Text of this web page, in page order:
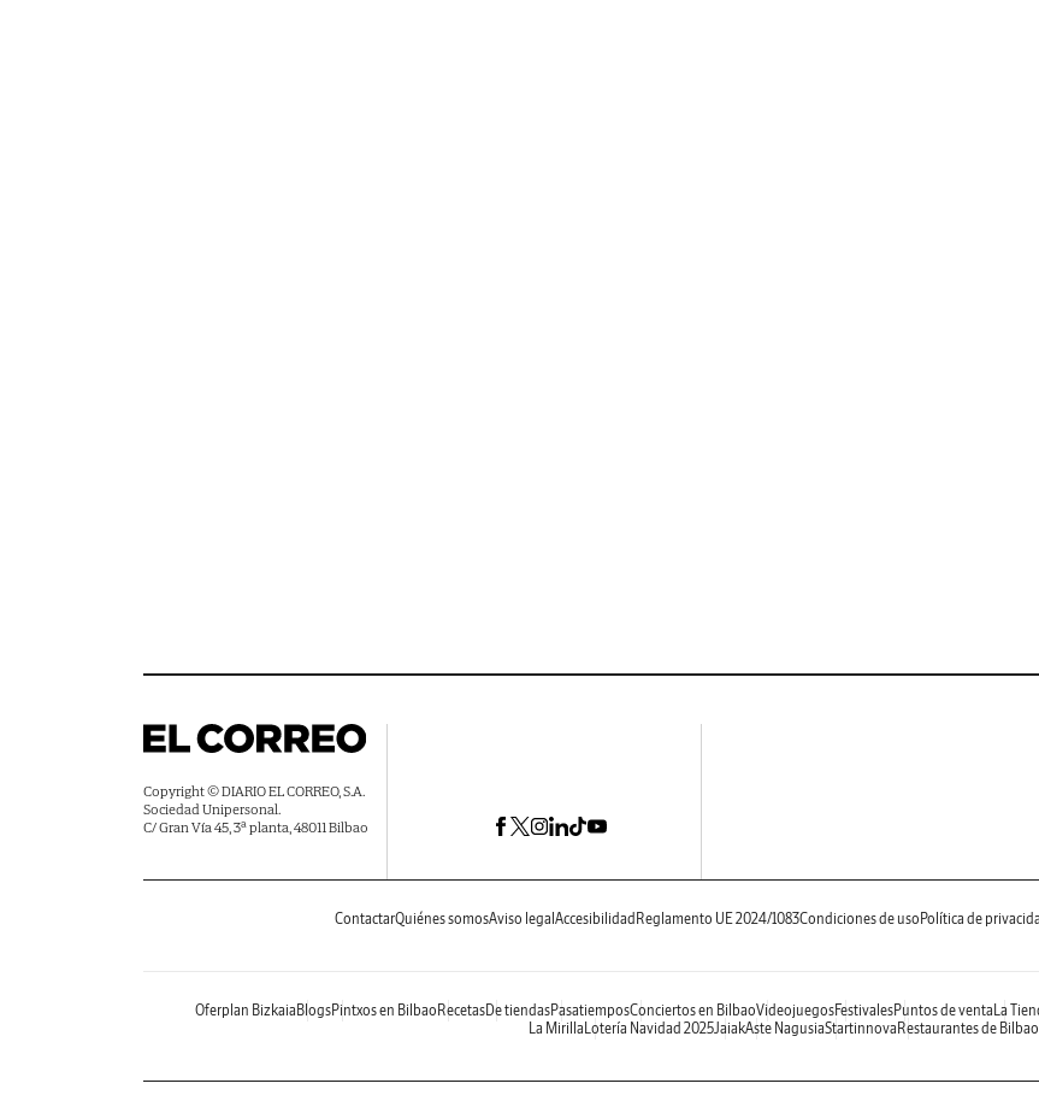
Copyright © DIARIO EL CORREO, S.A.
Sociedad Unipersonal.
C/ Gran Vía 45, 3ª planta, 48011 Bilbao
ContactarQuiénes somosAviso legal Accesibilidad Reglamento UE 2024/1083Condiciones de uso Política de
Oferplan Bizkaia BlogsPintxos en Bilbao RecetasDe tiendasPasatiemposConciertos en BilbaoVideojuegosFestivalesPuntos de venta La
La Mirilla Lotería Navidad 2025JaiakAste NagusiaStartinnova Restaurantes de Bilbao